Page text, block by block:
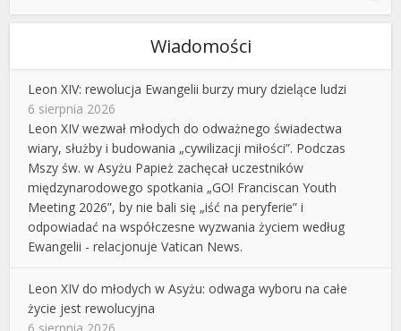
Wiadomości
Leon XIV: rewolucja Ewangelii burzy mury dzielące ludzi
6 sierpnia 2026
Leon XIV wezwał młodych do odważnego świadectwa
wiary, służby i budowania „cywilizacji miłości”. Podczas
Mszy św. w Asyżu Papież zachęcał uczestników
międzynarodowego spotkania „GO! Franciscan Youth
Meeting 2026”, by nie bali się „iść na peryferie” i
odpowiadać na współczesne wyzwania życiem według
Ewangelii - relacjonuje Vatican News.
Leon XIV do młodych w Asyżu: odwaga wyboru na całe
życie jest rewolucyjna